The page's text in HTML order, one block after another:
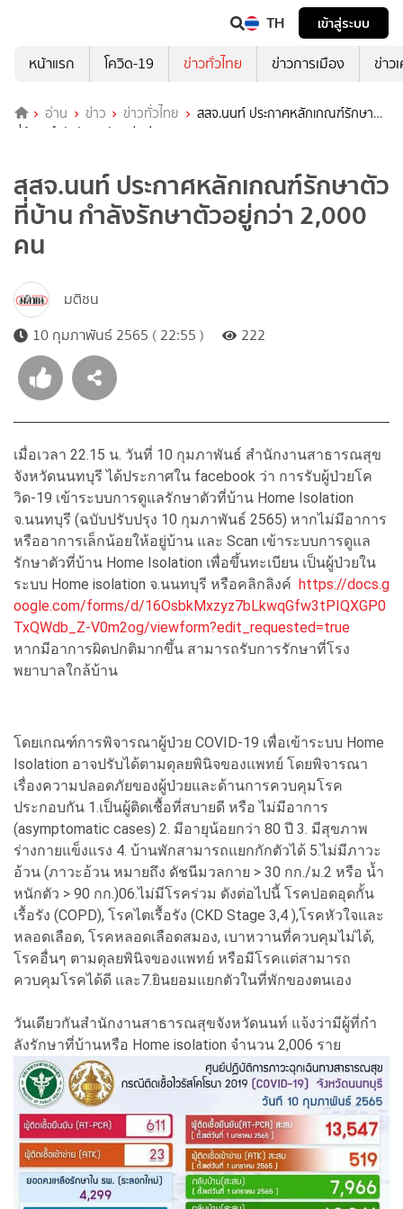
TH
เข้าสู่ระบบ
หน้าแรก
โควิด-19 ข่าวทั่วไทย ข่าวการเมือง ข่าว
อ่าน ข่าว ข่าวทั่วไทย
สสจ.นนท์ ประกาศหลักเกณฑ์รักษาตัว
ที่บ้าน กำลังรักษาตัวอยู่กว่า 2,000 คน
สสจ.นนท์ ประกาศหลักเกณฑ์รักษาตัว
ที่บ้าน กำลังรักษาตัวอยู่กว่า 2,000
คน
มติชน
10 กุมภาพันธ์ 2565 ( 22:55 )
222
เมื่อเวลา 22.15 น. วันที่ 10 กุมภาพันธ์ สำนักงานสาธารณสุข
จังหวัดนนทบุรี ได้ประกาศใน facebook ว่า การรับผู้ป่วยโค
วิด-19 เข้าระบบการดูแลรักษาตัวที่บ้าน Home Isolation
จ.นนทบุรี (ฉบับปรับปรุง 10 กุมภาพันธ์ 2565) หากไม่มีอาการ
หรืออาการเล็กน้อยให้อยู่บ้าน และ Scan เข้าระบบการดูแล
รักษาตัวที่บ้าน Home Isolation เพื่อขึ้นทะเบียน เป็นผู้ป่วยใน
ระบบ Home isolation จ.นนทบุรี หรือคลิกลิงค์ https://docs.g
oogle.com/forms/d/16OsbkMxzyz7bLkwqGfw3tPIQXGP0
TxQWdb_Z-V0m2og/viewform?edit_requested=true
หากมีอาการผิดปกติมากขึ้น สามารถรับการรักษาที่โรง
พยาบาลใกล้บ้าน
โดยเกณฑ์การพิจารณาผู้ป่วย COVID-19 เพื่อเข้าระบบ Home
Isolation อาจปรับได้ตามดุลยพินิจของแพทย์ โดยพิจารณา
เรื่องความปลอดภัยของผู้ป่วยและด้านการควบคุมโรค
ประกอบกัน 1.เป็นผู้ติดเชื้อที่สบายดี หรือ ไม่มีอาการ
(asymptomatic cases) 2. มีอายุน้อยกว่า 80 ปี 3. มีสุขภาพ
ร่างกายแข็งแรง 4. บ้านพักสามารถแยกกักตัวได้ 5.ไม่มีภาวะ
อ้วน (ภาวะอ้วน หมายถึง ดัชนีมวลกาย > 30 กก./ม.2 หรือ น้ำ
หนักตัว > 90 กก.)06.ไม่มีโรคร่วม ดังต่อไปนี้ โรคปอดอุดกั้น
เรื้อรัง (COPD), โรคไตเรื้อรัง (CKD Stage 3,4 ),โรคหัวใจและ
หลอดเลือด, โรคหลอดเลือดสมอง, เบาหวานที่ควบคุมไม่ได้,
โรคอื่นๆ ตามดุลยพินิจของแพทย์ หรือมีโรคแต่สามารถ
ควบคุมโรคได้ดี และ7.ยินยอมแยกตัวในที่พักของตนเอง
วันเดียวกันสำนักงานสาธารณสุขจังหวัดนนท์ แจ้งว่ามีผู้ที่กํา
ลังรักษาที่บ้านหรือ Home isolation จำนวน 2,006 ราย